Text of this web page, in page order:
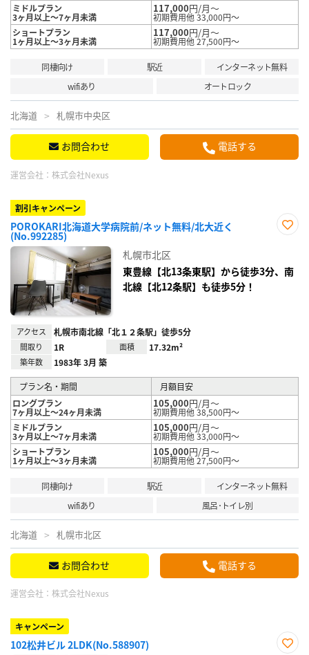
ミドルプラン
3ヶ月以上～7ヶ月未満
117,000円/月～
初期費用他 33,000円～
ショートプラン
1ヶ月以上～3ヶ月未満
117,000円/月～
初期費用他 27,500円～
同棲向け 駅近
インターネット無料
wifiあり
オートロック
北海道 札幌市中央区
お問合わせ 電話する
運営会社： 株式会社Nexus
割引キャンペーン
POROKARI北海道大学病院前/ネット無料/北大近く
(No.992285)
録
札幌市北区
東豊線【北13条東駅】から徒歩3分、南
北線【北12条駅】も徒歩5分！
アクセス 札幌市南北線「北１２条駅」徒歩5分
間取り 1R 面積 17.32m²
築年数 1983年 3月 築
プラン名・期間
月額目安
ロングプラン
7ヶ月以上～24ヶ月未満
105,000円/月～
初期費用他 38,500円～
ミドルプラン
3ヶ月以上～7ヶ月未満
105,000円/月～
初期費用他 33,000円～
ショートプラン
1ヶ月以上～3ヶ月未満
105,000円/月～
初期費用他 27,500円～
同棲向け 駅近
インターネット無料
wifiあり
風呂･トイレ別
北海道 札幌市北区
お問合わせ 電話する
運営会社： 株式会社Nexus
キャンペーン
102松井ビル 2LDK(No.588907)